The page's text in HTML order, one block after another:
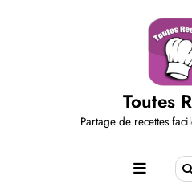
Toutes
Partage de recettes